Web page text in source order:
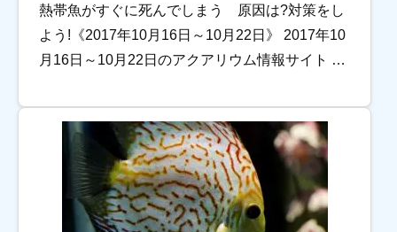
熱帯魚がすぐに死んでしまう 原因は?対策をし
よう!《2017年10月16日～10月22日》 2017年10
月16日～10月22日のアクアリウム情報サイト ト
質に合わせた水草レイ […]